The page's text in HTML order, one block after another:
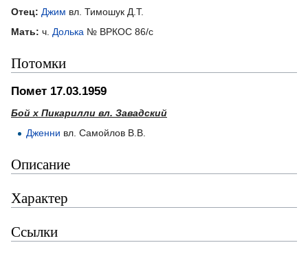
Отец: Джим вл. Тимошук Д.Т.
Мать: ч. Долька № ВРКОС 86/с
Потомки
Помет 17.03.1959
Бой х Пикарилли вл. Завадский
Дженни вл. Самойлов В.В.
Описание
Характер
Ссылки